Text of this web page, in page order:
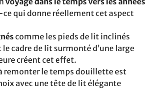
ce qui donne réellement cet aspect
comme les pieds de lit inclinés
le cadre de lit surmonté d’une large
créent cet effet.
remonter le temps douillette est
avec une tête de lit élégante